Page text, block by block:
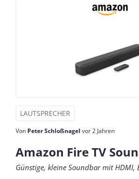
LAUTSPRECHER
Von Peter Schloßnagel vor 2 Jahren
Amazon Fire TV
Günstige, kleine Soundbar mit HDMI,